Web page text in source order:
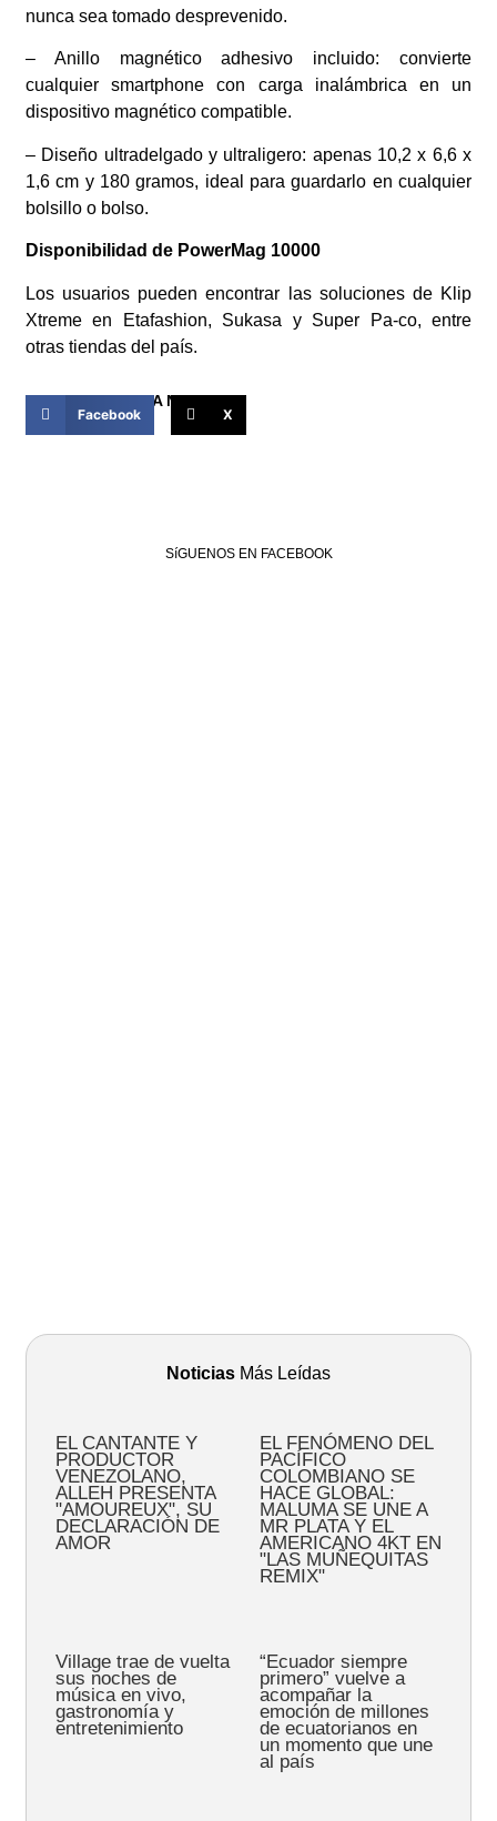
nunca sea tomado desprevenido.
– Anillo magnético adhesivo incluido: convierte
cualquier smartphone con carga inalámbrica en un
dispositivo magnético compatible.
– Diseño ultradelgado y ultraligero: apenas 10,2 x 6,6 x
1,6 cm y 180 gramos, ideal para guardarlo en cualquier
bolsillo o bolso.
Disponibilidad de PowerMag 10000
Los usuarios pueden encontrar las soluciones de Klip
Xtreme en Etafashion, Sukasa y Super Pa-co, entre
otras tiendas del país.
COMPARTIR ESTA NOTICIA
Facebook X
SíGUENOS EN FACEBOOK
Noticias Más Leídas
EL CANTANTE Y
PRODUCTOR
VENEZOLANO,
ALLEH PRESENTA
"AMOUREUX", SU
DECLARACIÓN DE
AMOR
EL FENÓMENO DEL
PACÍFICO
COLOMBIANO SE
HACE GLOBAL:
MALUMA SE UNE A
MR PLATA Y EL
AMERICANO 4KT EN
"LAS MUÑEQUITAS
REMIX"
Village trae de vuelta
sus noches de
música en vivo,
gastronomía y
entretenimiento
“Ecuador siempre
primero” vuelve a
acompañar la
emoción de millones
de ecuatorianos en
un momento que une
al país